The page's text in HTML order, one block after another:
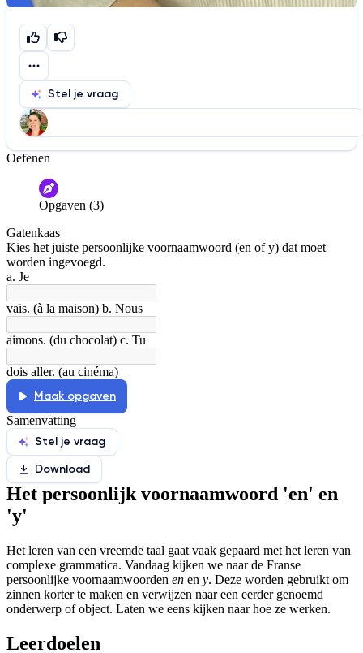
Stel je vraag
Help ons de video te verbeteren
De audio is slecht
Informatie is onjuist
De docent is te langdradig
De uitleg gaat te langzaam
Oefenen
Opgaven (3)
Gatenkaas
Kies het juiste persoonlijke voornaamwoord (en of y) dat moet
worden ingevoegd.
a. Je
vais. (à la maison) b. Nous
aimons. (du chocolat) c. Tu
dois aller. (au cinéma)
Maak opgaven
Samenvatting
Stel je vraag
Download
Het persoonlijk voornaamwoord 'en' en
'y'
Het leren van een vreemde taal gaat vaak gepaard met het leren van
complexe grammatica. Vandaag kijken we naar de Franse
persoonlijke voornaamwoorden en en y. Deze worden gebruikt om
zinnen korter te maken en verwijzen naar een eerder genoemd
onderwerp of object. Laten we eens kijken naar hoe ze werken.
Leerdoelen